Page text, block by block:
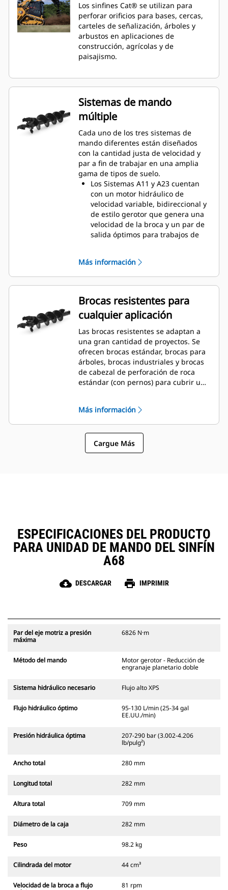
Los sinfines Cat® se utilizan para
perforar orificios para bases, cercas,
carteles de señalización, árboles y
arbustos en aplicaciones de
construcción, agrícolas y de
paisajismo.
Sistemas de mando
múltiple
Cada uno de los tres sistemas de
mando diferentes están diseñados
con la cantidad justa de velocidad y
par a fin de trabajar en una amplia
gama de tipos de suelo.
Los Sistemas A11 y A23 cuentan
con un motor hidráulico de
velocidad variable, bidireccional y
de estilo gerotor que genera una
velocidad de la broca y un par de
salida óptimos para trabajos de
motor hidráulico de velocidad
variable, bidireccional, con mando
planetario de reducción única y de
estilo gerotor. Este se encuentra
montado en una caja de
engranajes planetarios a fin de
ofrecer una velocidad de la broca y
un par de salida óptimos en
aplicaciones de servicio moderado
a pesado.
El Sistema A68 cuenta con un
motor hidráulico de engranajes de
velocidad variable, bidireccional,
reducción doble. Este se
ofrecer una velocidad de la broca y
un par de salida óptimos en
Más información
Brocas resistentes para
cualquier aplicación
Las brocas resistentes se adaptan a
una gran cantidad de proyectos. Se
ofrecen brocas estándar, brocas para
árboles, brocas industriales y brocas
de cabezal de perforación de roca
estándar (con pernos) para cubrir una
Más información
Cargue Más
ESPECIFICACIONES DEL PRODUCTO
PARA UNIDAD DE MANDO DEL SINFÍN
A68
cloud_download DESCARGAR print IMPRIMIR
Par del eje motriz a presión
máxima
6826 N·m
Método del mando
Motor gerotor - Reducción de
engranaje planetario doble
Sistema hidráulico necesario Flujo alto XPS
Flujo hidráulico óptimo
95-130 L/min (25-34 gal
EE.UU./min)
Presión hidráulica óptima
207-290 bar (3.002-4.206
lb/pulg²)
Ancho total 280 mm
Longitud total 282 mm
Altura total 709 mm
Diámetro de la caja 282 mm
Peso 98.2 kg
Cilindrada del motor 44 cm³
Velocidad de la broca a flujo
81 rpm